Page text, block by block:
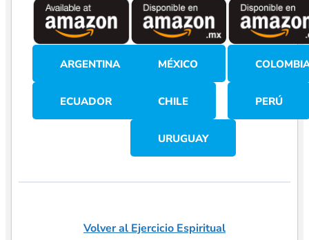
ARGENTINA MÉXICO
ECUADOR CHILE PERÚ
URUGUAY
Volver al Ejercicio Espiritual